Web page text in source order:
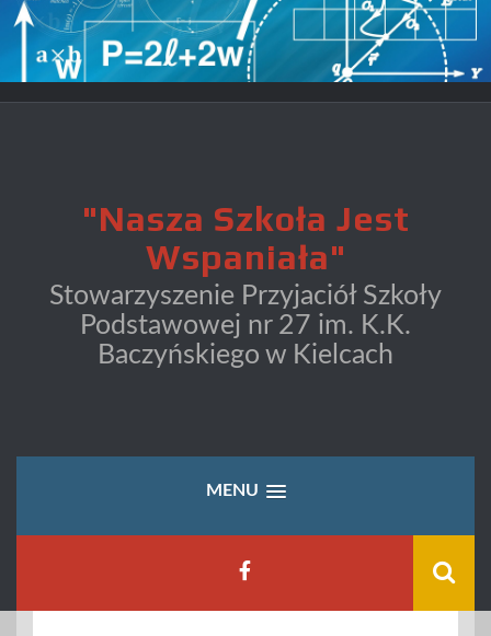
S
"Nasza Szkoła Jest
Wspaniała"
Stowarzyszenie Przyjaciół Szkoły
Podstawowej nr 27 im. K.K.
Baczyńskiego w Kielcach
MENU